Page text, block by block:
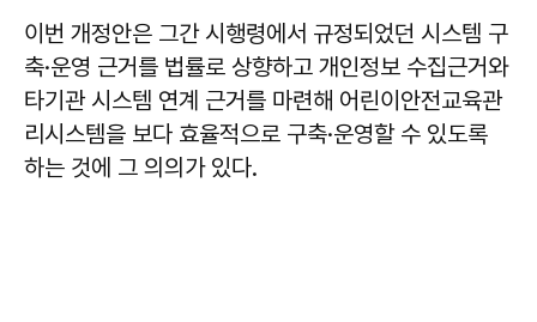
이번 개정안은 그간 시행령에서 규정되었던 시스템 구
축·운영 근거를 법률로 상향하고 개인정보 수집근거와
타기관 시스템 연계 근거를 마련해 어린이안전교육관
리시스템을 보다 효율적으로 구축·운영할 수 있도록
하는 것에 그 의의가 있다.